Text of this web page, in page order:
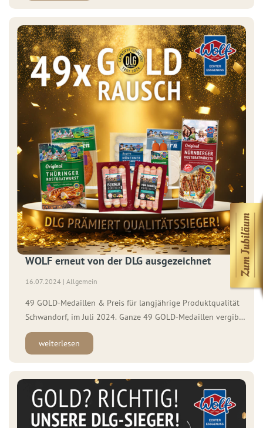
können.
WOLF erneut von der DLG ausgezeichnet
16.07.2024 | Allgemein
49 GOLD-Medaillen & Preis für langjährige Produktqualität
Schwandorf, im Juli 2024. Ganze 49 GOLD-Medaillen vergibt
das Testzentrum Lebensmittel der DLG (Deutsche
Landwirtschafts-Gesellschaft) in diesem Jahr an den
jährlichen Auszeichnung für die Produktqualität, erhielt die
WOLF Firmengruppe für die Standorte Schwandorf, Nürnberg
und Schmölln dieses […]
weiterlesen